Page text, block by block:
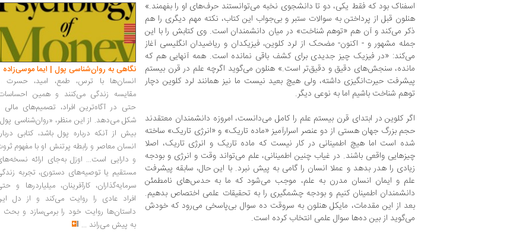
اسفناک بود که فقط یکی، دو تا دانشجوی نخبه می‌توانستند حرف‌های او را بفهمند.»
هنلون قبل از پرداختن به سوالات ستبر و بی‌جواب این کتاب، نکته مهم دیگری را هم
ذکر می‌کند و آن هم «توهم شناخت» در میان دانشمندان است. وی کتابش را با این
جمله‌ مشهور و - اکنون- مضحک از لرد کلوین، فیزیکدان و ریاضیدان انگلیسی آغاز
می‌کند: «در فیزیک چیز جدیدی برای کشف باقی نمانده است. همه آنهایی هم که
مانده، سنجش‌های دقیق و دقیق‌تر است.» هنلون می‌گوید اگرچه علم در قرن بیستم
پیشرفت حیرت‌انگیزی داشته، ولی هیچ بعید نیست ما نیز همانند لرد کلوین دچار
توهم شناخت باشیم اما به نوعی دیگر.
اگر کلوین در ابتدای قرن بیستم علم را کامل می‌دانست، امروزه دانشمندان معتقدند
حجم بزرگ جهان هستی از دو عنصر اسرارآمیز «ماده تاریک» و «انرژی تاریک» ساخته
شده است اما هیچ اطمینانی در کار نیست که ماده تاریک و انرژی تاریک، اصلا
چیزهایی واقعی باشند. در غیاب چنین اطمینانی، علم می‌تواند وقت و انرژی و بودجه
زیادی را هدر بدهد و عملا انسان را گامی به پیش نبرد. با این حال، سابقه پیشرفت
علم و ایمان انسان مدرن به علم، موجب می‌شود که ما به حدس‌های نامطمئن
دانشمندان اطمینان کنیم و بودجه چشمگیری را به تحقیقات علمی اختصاص بدهیم.
بعد از این مقدمات، مایکل هنلون به سروقت ده سوال بی‌پاسخی می‌رود که خودش
می‌گوید از بین ده‌ها سوال علمی انتخاب کرده است.
نگاهی به روان‌شناسی پول | ایما موسی‌زاده
انسان‌ها با ترس، طمع، امید، حسرت
مقایسه زندگی می‌کنند و همین
حتی در آگاه‌ترین افراد، تصمیم‌های مالی
شکل می‌دهد. از این منظر، «روان‌شناسی
بیش از آنکه درباره پول باشد، کتابی
انسان معاصر و رابطه پرتنش او با مفهوم
و دارایی است... اوزل به‌جای ارائه
مستقیم یا توصیه‌های دستوری، تجربه
سرمایه‌گذاران، کارآفرینان، میلیاردرها و
افراد عادی را روایت می‌کند و از دل
داستان‌ها روایت خود را برمی‌سازد و بحث
به پیش می‌راند ...